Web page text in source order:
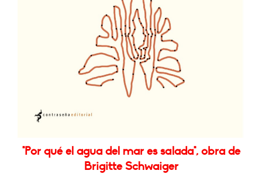
"Por qué el agua del mar es salada", obra de
Brigitte Schwaiger